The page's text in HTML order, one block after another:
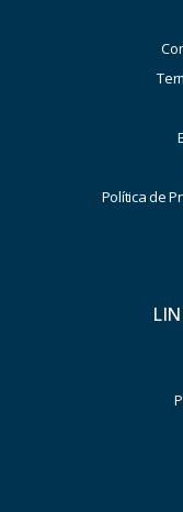
Política de